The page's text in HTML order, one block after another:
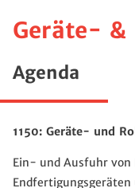
Geräte- &
Agenda
1150: Geräte- und
Ein- und Ausfuhr